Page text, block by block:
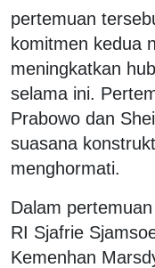
pertemuan
komitmen kedua
meningkatkan
selama ini.
Prabowo dan
suasana
menghormati.
Dalam
RI Sjafrie
Kemenhan